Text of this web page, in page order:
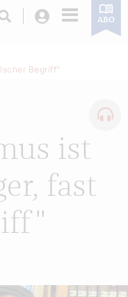
Login ABO
Begriff"
ist
fast